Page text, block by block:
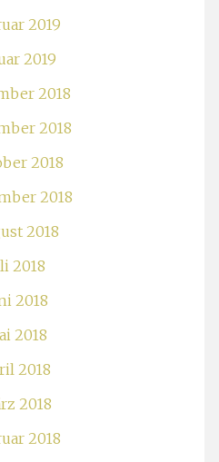
2019
2019
2018
2018
2018
2018
2018
2018
2018
2018
2018
2018
2018